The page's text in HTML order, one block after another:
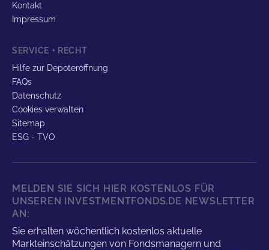
Kontakt
Impressum
SERVICE + RECHT
Hilfe zur Depoteröffnung
FAQs
Datenschutz
Cookies verwalten
Sitemap
ESG - TVO
MELDEN SIE SICH HIER KOSTENLOS FÜR
UNSEREN INVESTMENTFONDS.DE NEWSLETTER
AN:
Sie erhalten wöchentlich kostenlos aktuelle
Markteinschätzungen von Fondsmanagern und